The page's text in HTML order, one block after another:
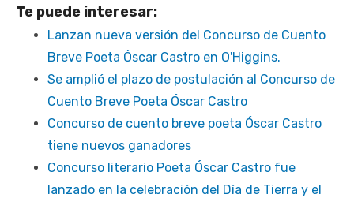
Te puede interesar:
Lanzan nueva versión del Concurso de Cuento
Breve Poeta Óscar Castro en O'Higgins.
Se amplió el plazo de postulación al Concurso de
Cuento Breve Poeta Óscar Castro
Concurso de cuento breve poeta Óscar Castro
tiene nuevos ganadores
Concurso literario Poeta Óscar Castro fue
lanzado en la celebración del Día de Tierra y el